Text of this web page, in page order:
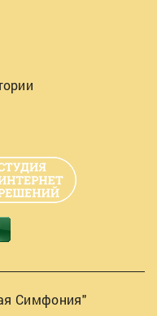
Симфония"